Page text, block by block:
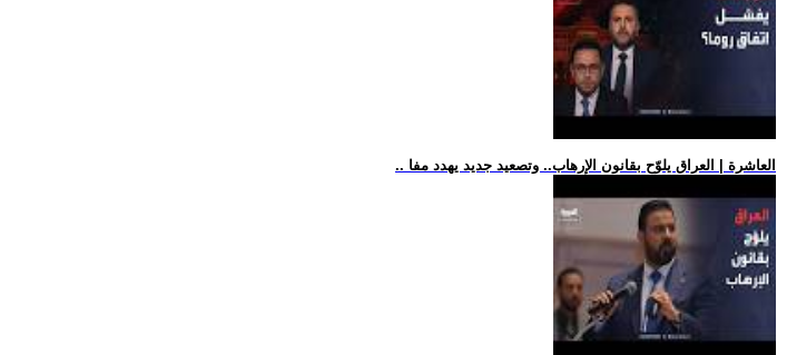
.. العاشرة | العراق يلوّح بقانون الإرهاب.. وتصعيد جديد يهدد مفا